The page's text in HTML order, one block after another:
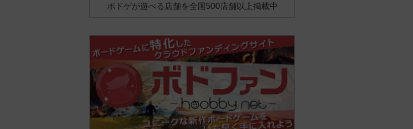
ボドゲが遊べる店舗を全国500店舗以上掲載中